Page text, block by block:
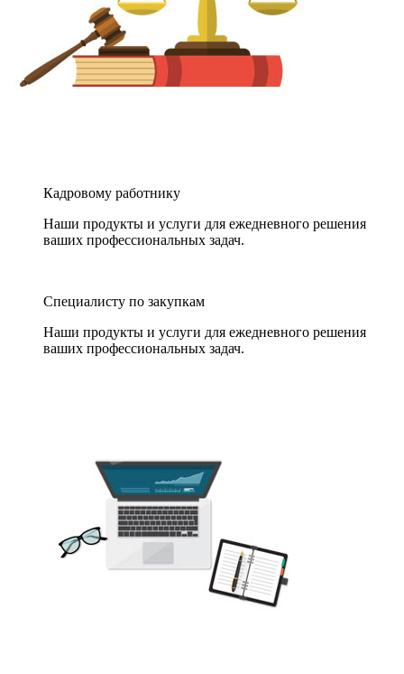
Кадровому работнику
Наши продукты и услуги для ежедневного решения
ваших профессиональных задач.
Специалисту по закупкам
Наши продукты и услуги для ежедневного решения
ваших профессиональных задач.